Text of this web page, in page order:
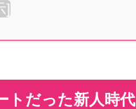
]
トだった新人時代